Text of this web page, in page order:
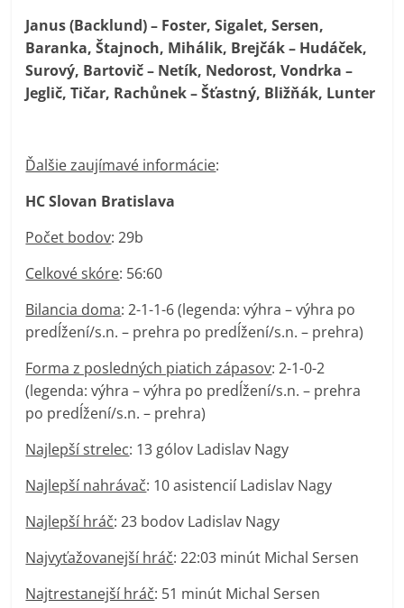
Janus (Backlund) – Foster, Sigalet, Sersen,
Baranka, Štajnoch, Mihálik, Brejčák – Hudáček,
Surový, Bartovič – Netík, Nedorost, Vondrka –
Jeglič, Tičar, Rachůnek – Šťastný, Bližňák, Lunter
Ďalšie zaujímavé informácie:
HC Slovan Bratislava
Počet bodov: 29b
Celkové skóre: 56:60
Bilancia doma: 2-1-1-6 (legenda: výhra – výhra po
predĺžení/s.n. – prehra po predĺžení/s.n. – prehra)
Forma z posledných piatich zápasov: 2-1-0-2
(legenda: výhra – výhra po predĺžení/s.n. – prehra
po predĺžení/s.n. – prehra)
Najlepší strelec: 13 gólov Ladislav Nagy
Najlepší nahrávač: 10 asistencií Ladislav Nagy
Najlepší hráč: 23 bodov Ladislav Nagy
Najvyťažovanejší hráč: 22:03 minút Michal Sersen
Najtrestanejší hráč: 51 minút Michal Sersen